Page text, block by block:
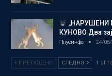
„НАРУШЕНИ
КУНОВО Два
Плусинфо 24/
ПРЕТХОДНО СЛЕДНО 1 of